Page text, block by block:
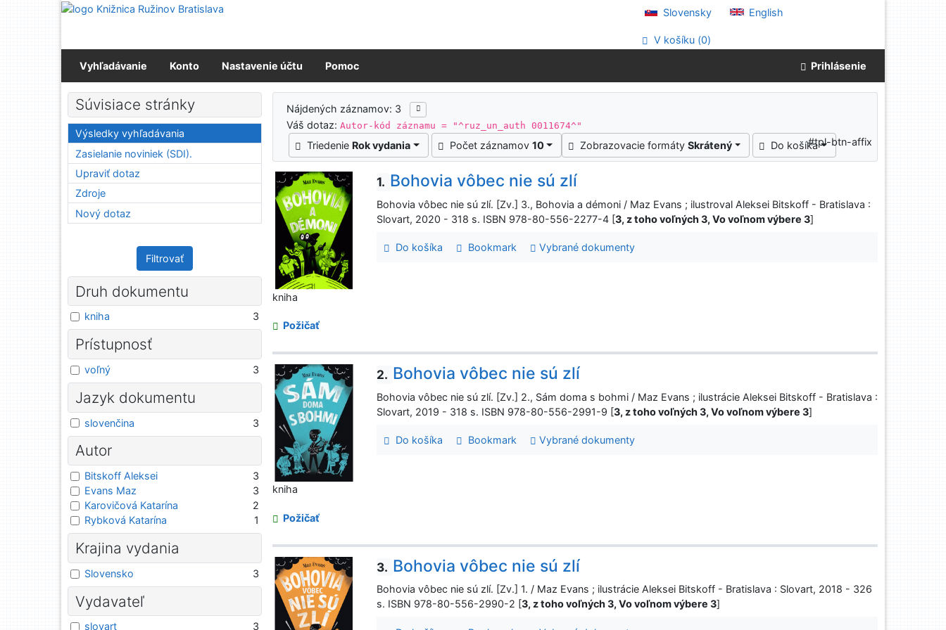
Prejsť na obsah
Slovensky English
V košíku (0)
Vyhľadávanie Konto Nastavenie účtu Pomoc Prihlásenie
Výsledky vyhľadávania
Nájdených záznamov: 3
Váš dotaz:Autor-kód záznamu = "^ruz_un_auth 0011674^"
Triedenie Rok vydania Počet záznamov 10 Zobrazovacie formáty Skrátený Do košíka#tpl-btn-affix
1. Bohovia vôbec nie sú zlí
Bohovia vôbec nie sú zlí. [Zv.] 3., Bohovia a démoni / Maz Evans ; ilustroval Aleksei Bitskoff - Bratislava :
Slovart, 2020 - 318 s. ISBN 978-80-556-2277-4 [3, z toho voľných 3, Vo voľnom výbere 3]
Do košíka Bookmark Vybrané dokumenty
kniha
Požičať
2. Bohovia vôbec nie sú zlí
Bohovia vôbec nie sú zlí. [Zv.] 2., Sám doma s bohmi / Maz Evans ; ilustrácie Aleksei Bitskoff - Bratislava :
Slovart, 2019 - 318 s. ISBN 978-80-556-2991-9 [3, z toho voľných 3, Vo voľnom výbere 3]
Do košíka Bookmark Vybrané dokumenty
kniha
Požičať
3. Bohovia vôbec nie sú zlí
Bohovia vôbec nie sú zlí. [Zv.] 1. / Maz Evans ; ilustrácie Aleksei Bitskoff - Bratislava : Slovart, 2018 - 326
s. ISBN 978-80-556-2990-2 [3, z toho voľných 3, Vo voľnom výbere 3]
Súvisiace stránky
Výsledky vyhľadávania
Zasielanie noviniek (SDI).
Upraviť dotaz
Zdroje
Nový dotaz
Filtrovať
Druh dokumentu
kniha 3
Prístupnosť
voľný 3
Jazyk dokumentu
slovenčina 3
Autor
Bitskoff Aleksei
3
Evans Maz
3
Karovičová Katarína
2
Rybková Katarína
1
Krajina vydania
Slovensko 3
Vydavateľ
slovart 3